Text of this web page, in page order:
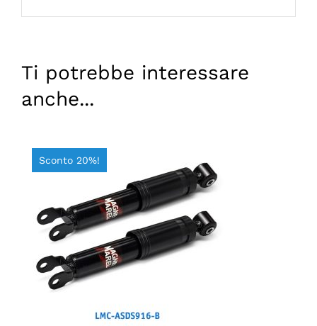
Ti potrebbe interessare
anche...
Sconto 20%!
AGGIUNGI AL CARRELLO
/
DETTAGLI